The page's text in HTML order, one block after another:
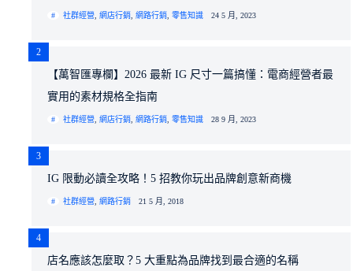
社群經營 網店行銷 網路行銷 零售知識 24 5 月, 2023
2
【萬智匯專欄】2026 最新 IG 尺寸一篇搞懂：電商經營者最
實用的素材規格全指南
社群經營 網店行銷 網路行銷 零售知識 28 9 月, 2023
3
IG 限動必讀全攻略！5 招教你玩出品牌創意新商機
社群經營 網路行銷 21 5 月, 2018
4
店名應該怎麼取？5 大重點為品牌找到最合適的名稱